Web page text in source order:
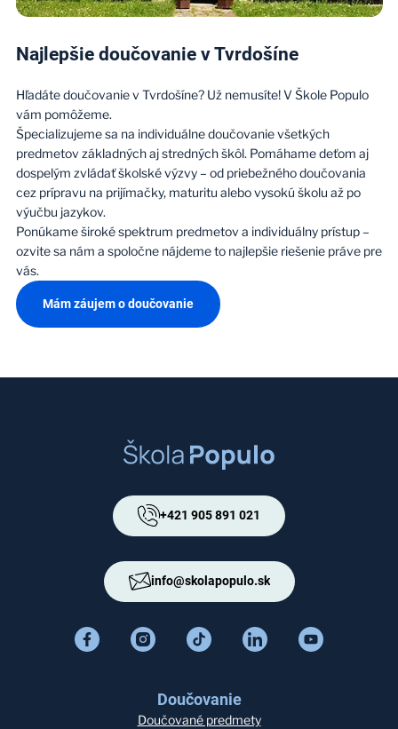
Najlepšie doučovanie v Tvrdošíne
Hľadáte doučovanie v Tvrdošíne? Už nemusíte! V Škole Populo
vám pomôžeme.
Špecializujeme sa na individuálne doučovanie všetkých
predmetov základných aj stredných škôl. Pomáhame deťom aj
dospelým zvládať školské výzvy – od priebežného doučovania
cez prípravu na prijímačky, maturitu alebo vysokú školu až po
výučbu jazykov.
Ponúkame široké spektrum predmetov a individuálny prístup –
ozvite sa nám a spoločne nájdeme to najlepšie riešenie práve pre
vás.
Mám záujem o doučovanie
+421 905 891 021
info@skolapopulo.sk
Doučovanie
Doučované predmety